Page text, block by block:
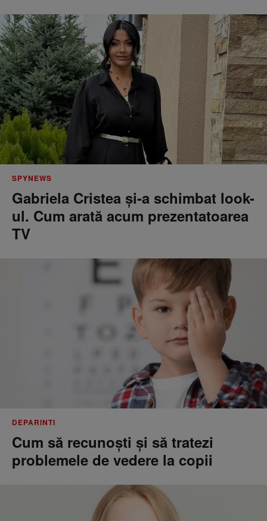
SPYNEWS
Gabriela Cristea și-a schimbat look-
ul. Cum arată acum prezentatoarea
TV
DEPARINTI
Cum să recunoști și să tratezi
problemele de vedere la copii